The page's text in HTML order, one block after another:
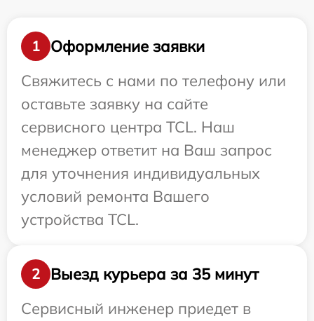
1
Оформление заявки
Свяжитесь с нами по телефону или
оставьте заявку на сайте
сервисного центра TCL. Наш
менеджер ответит на Ваш запрос
для уточнения индивидуальных
условий ремонта Вашего
устройства TCL.
2
Выезд курьера за 35 минут
Сервисный инженер приедет в